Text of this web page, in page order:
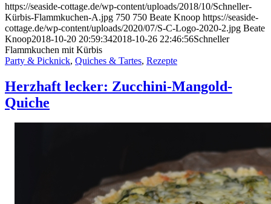
https://seaside-cottage.de/wp-content/uploads/2018/10/Schneller-
Kürbis-Flammkuchen-A.jpg 750 750 Beate Knoop https://seaside-
cottage.de/wp-content/uploads/2020/07/S-C-Logo-2020-2.jpg Beate
Knoop2018-10-20 20:59:342018-10-26 22:46:56Schneller
Flammkuchen mit Kürbis
Party & Picknick, Quiches & Tartes, Rezepte
Herzhaft lecker: Zucchini-Mangold-
Quiche